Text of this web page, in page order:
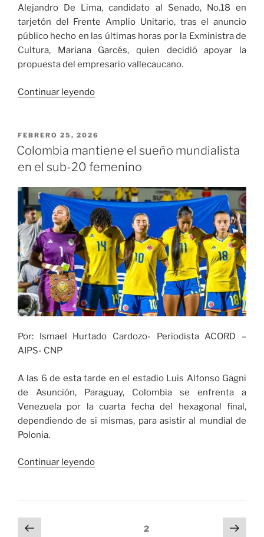
Alejandro De Lima, candidato al Senado, No.18 en
tarjetón del Frente Amplio Unitario, tras el anuncio
público hecho en las últimas horas por la Exministra de
Cultura, Mariana Garcés, quien decidió apoyar la
propuesta del empresario vallecaucano.
Continuar leyendo«Exministra
hace
público
su
a
Alejandro
De
Lima»
PUBLICADO
EL
FEBRERO 25, 2026
Colombia mantiene el sueño mundialista
en el sub-20 femenino
Por: Ismael Hurtado Cardozo- Periodista ACORD –
AIPS- CNP
A las 6 de esta tarde en el estadio Luis Alfonso Gagni
de Asunción, Paraguay, Colombia se enfrenta a
Venezuela por la cuarta fecha del hexagonal final,
dependiendo de si mismas, para asistir al mundial de
Polonia.
Continuar leyendo«Colombia
Navegación
Página
Página2